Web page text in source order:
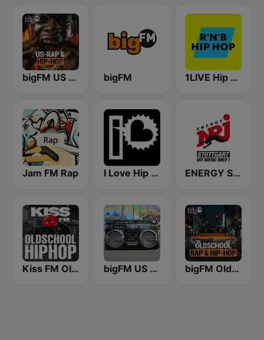
bigFM US Rap & Hip-Hop bigFM 1LIVE Hip Hop & RnB
Jam FM Rap I Love Hip Hop ENERGY Stuttgart
Kiss FM Oldschool Hip Hop bigFM US Rap & Hip-Hop bigFM Oldschool Rap & Hip-Hop